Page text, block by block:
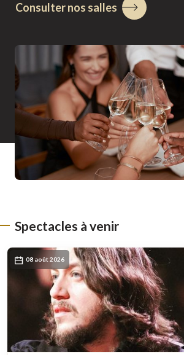
Consulter nos salles
Spectacles à venir
08 août 2026